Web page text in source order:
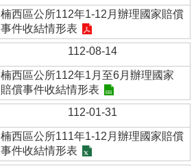
楠西區公所112年1-12月辦理國家賠償
事件收結情形表
112-08-14
楠西區公所112年1月至6月辦理國家
賠償事件收結情形表
112-01-31
楠西區公所111年1-12月辦理國家賠償
事件收結情形表